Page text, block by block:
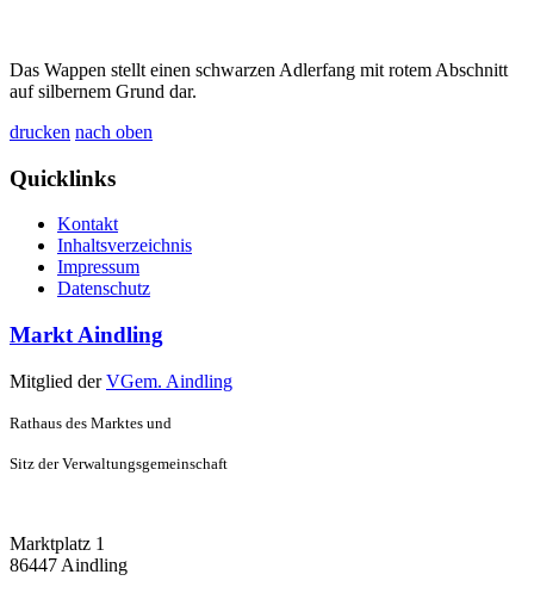
Das Wappen stellt einen schwarzen Adlerfang mit rotem Abschnitt
auf silbernem Grund dar.
drucken nach oben
Quicklinks
Kontakt
Inhaltsverzeichnis
Impressum
Datenschutz
Markt Aindling
Mitglied derVGem. Aindling
Rathaus des Marktes und
Sitz der Verwaltungsgemeinschaft
Marktplatz 1
86447 Aindling